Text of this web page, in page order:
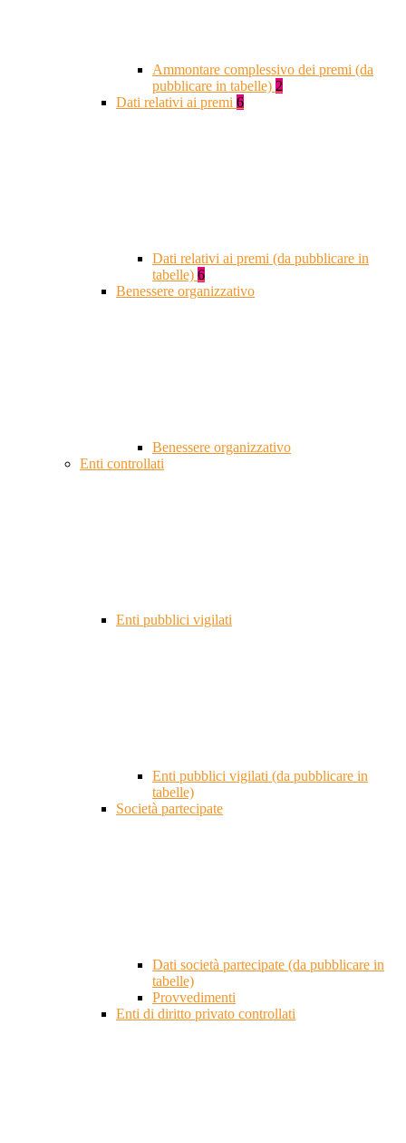
Ammontare complessivo dei premi (da
pubblicare in tabelle) 2
Dati relativi ai premi 6
Dati relativi ai premi (da pubblicare in
tabelle) 6
Benessere organizzativo
Benessere organizzativo
Enti controllati
Enti pubblici vigilati
Enti pubblici vigilati (da pubblicare in
tabelle)
Società partecipate
Dati società partecipate (da pubblicare in
tabelle)
Provvedimenti
Enti di diritto privato controllati